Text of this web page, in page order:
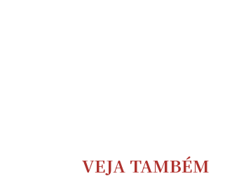
VEJA TAMBÉM